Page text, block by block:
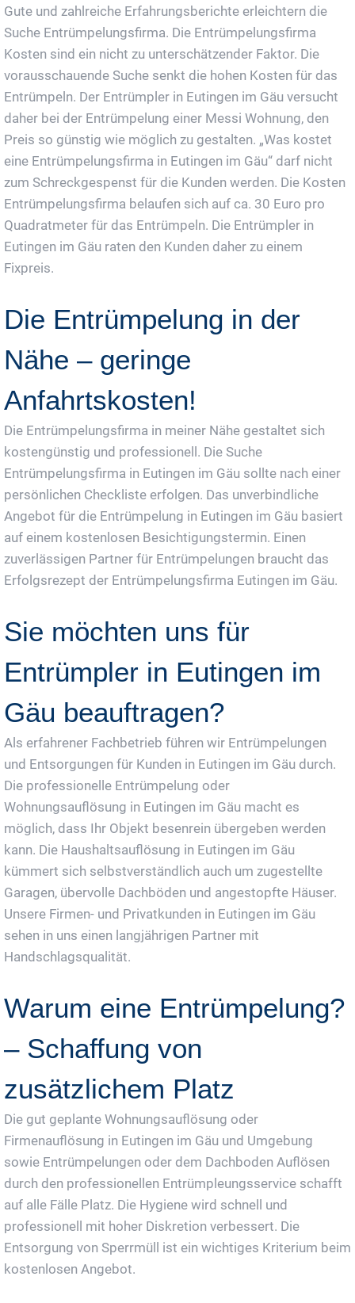
Gute und zahlreiche Erfahrungsberichte erleichtern die
Suche Entrümpelungsfirma. Die Entrümpelungsfirma
Kosten sind ein nicht zu unterschätzender Faktor. Die
vorausschauende Suche senkt die hohen Kosten für das
Entrümpeln. Der Entrümpler in Eutingen im Gäu versucht
daher bei der Entrümpelung einer Messi Wohnung, den
Preis so günstig wie möglich zu gestalten. „Was kostet
eine Entrümpelungsfirma in Eutingen im Gäu“ darf nicht
zum Schreckgespenst für die Kunden werden. Die Kosten
Entrümpelungsfirma belaufen sich auf ca. 30 Euro pro
Quadratmeter für das Entrümpeln. Die Entrümpler in
Eutingen im Gäu raten den Kunden daher zu einem
Fixpreis.
Die Entrümpelung in der
Nähe – geringe
Anfahrtskosten!
Die Entrümpelungsfirma in meiner Nähe gestaltet sich
kostengünstig und professionell. Die Suche
Entrümpelungsfirma in Eutingen im Gäu sollte nach einer
persönlichen Checkliste erfolgen. Das unverbindliche
Angebot für die Entrümpelung in Eutingen im Gäu basiert
auf einem kostenlosen Besichtigungstermin. Einen
zuverlässigen Partner für Entrümpelungen braucht das
Erfolgsrezept der Entrümpelungsfirma Eutingen im Gäu.
Sie möchten uns für
Entrümpler in Eutingen im
Gäu beauftragen?
Als erfahrener Fachbetrieb führen wir Entrümpelungen
und Entsorgungen für Kunden in Eutingen im Gäu durch.
Die professionelle Entrümpelung oder
Wohnungsauflösung in Eutingen im Gäu macht es
möglich, dass Ihr Objekt besenrein übergeben werden
kann. Die Haushaltsauflösung in Eutingen im Gäu
kümmert sich selbstverständlich auch um zugestellte
Garagen, übervolle Dachböden und angestopfte Häuser.
Unsere Firmen- und Privatkunden in Eutingen im Gäu
sehen in uns einen langjährigen Partner mit
Handschlagsqualität.
Warum eine Entrümpelung?
– Schaffung von
zusätzlichem Platz
Die gut geplante Wohnungsauflösung oder
Firmenauflösung in Eutingen im Gäu und Umgebung
sowie Entrümpelungen oder dem Dachboden Auflösen
durch den professionellen Entrümpleungsservice schafft
auf alle Fälle Platz. Die Hygiene wird schnell und
professionell mit hoher Diskretion verbessert. Die
Entsorgung von Sperrmüll ist ein wichtiges Kriterium beim
kostenlosen Angebot.